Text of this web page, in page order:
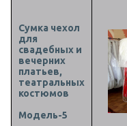
Сумка чехол
для
свадебных и
вечерних
платьев,
театральных
костюмов
Модель-5